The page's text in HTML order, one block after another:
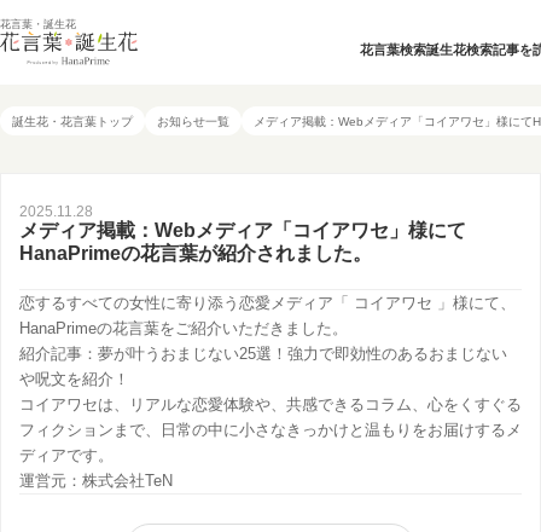
花言葉・誕生花
花言葉検索誕生花検索記事を
誕生花・花言葉トップ お知らせ一覧 メディア掲載：Webメディア「コイアワセ」様に
2025.11.28
メディア掲載：Webメディア「コイアワセ」様にて
HanaPrimeの花言葉が紹介されました。
恋するすべての女性に寄り添う恋愛メディア「 コイアワセ 」様にて、
HanaPrimeの花言葉をご紹介いただきました。
紹介記事： 夢が叶うおまじない25選！強力で即効性のあるおまじない
や呪文を紹介！
コイアワセは、リアルな恋愛体験や、共感できるコラム、心をくすぐる
フィクションまで、日常の中に小さなきっかけと温もりをお届けするメ
ディアです。
運営元： 株式会社TeN